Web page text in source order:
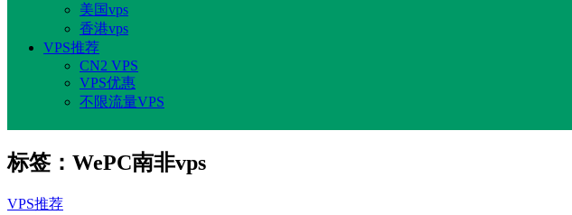
美国vps
香港vps
VPS推荐
CN2 VPS
VPS优惠
不限流量VPS
标签：WePC南非vps
VPS推荐